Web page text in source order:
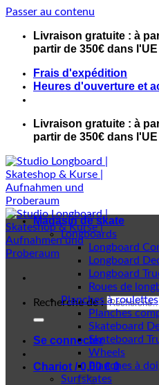
Passer au contenu
Livraison gratuite : à
partir de 350€ dans l'UE
Frais d'expédition
Heures d'ouverture et
Livraison gratuite : à
partir de 350€ dans l'UE
Recherche de :
Se connecter
Chariot /0,00€ 0
Magasin de skate
Longboards
Longboard
Longboard
Longboard
Roues de
Planches à roulettes
Planches
Skateboard
Skateboard
Wheels
Planches à
Surfskates